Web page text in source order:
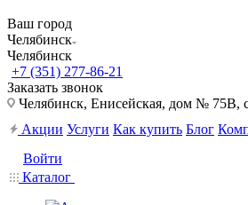
Ваш город
Челябинск
Челябинск
+7 (351) 277-86-21
Заказать звонок
Челябинск, Енисейская, дом № 75В,
Акции Услуги Как купить Блог
Войти
Каталог